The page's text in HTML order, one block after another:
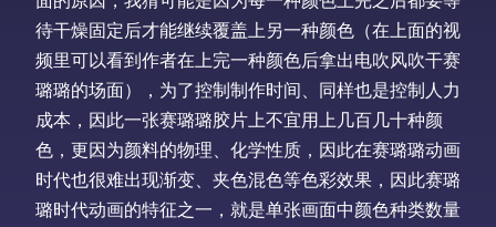
待干燥固定后才能继续覆盖上另一种颜色（在上面的视
频里可以看到作者在上完一种颜色后拿出电吹风吹干赛
璐璐的场面），为了控制制作时间、同样也是控制人力
成本，因此一张赛璐璐胶片上不宜用上几百几十种颜
色，更因为颜料的物理、化学性质，因此在赛璐璐动画
时代也很难出现渐变、夹色混色等色彩效果，因此赛璐
璐时代动画的特征之一，就是单张画面中颜色种类数量